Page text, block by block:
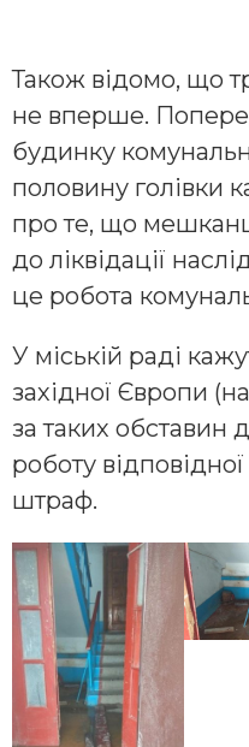
Також відомо, що
не вперше.
будинку
половину голівки
про те, що
до ліквідації
це робота
У міській раді
західної Європи
за таких обставин
роботу
штраф.